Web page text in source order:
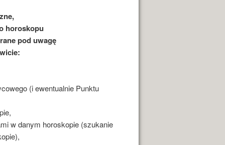
horoskopu
pod uwagę
(i ewentualnie Punktu
w danym horoskopie (szukanie